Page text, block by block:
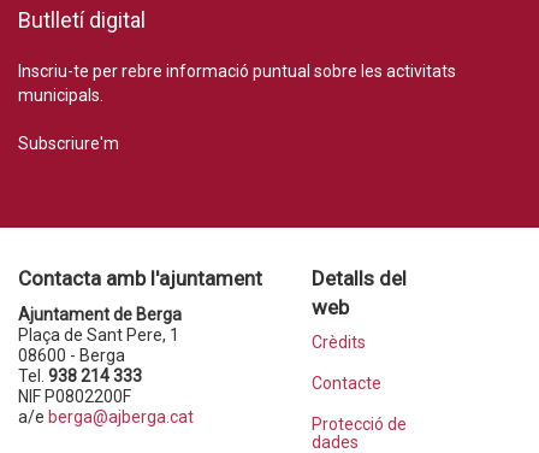
Butlletí digital
Inscriu-te per rebre informació puntual sobre les activitats
municipals.
Subscriure'm
Contacta amb l'ajuntament
Ajuntament de Berga
Plaça de Sant Pere, 1
08600 - Berga
Tel. 938 214 333
NIF P0802200F
a/e berga@ajberga.cat
Detalls del
web
Crèdits
Contacte
Protecció de
dades